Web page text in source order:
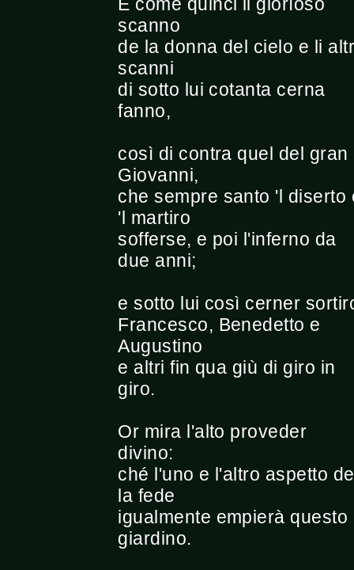
scanno
de la donna del cielo e li
scanni
di sotto lui cotanta cerna
fanno,
così di contra quel del gran
Giovanni,
che sempre santo 'l diserto
'l martiro
sofferse, e poi l'inferno da
due anni;
e sotto lui così cerner
Francesco, Benedetto e
Augustino
e altri fin qua giù di giro in
giro.
Or mira l'alto proveder
divino:
ché l'uno e l'altro aspetto de
la fede
igualmente empierà questo
giardino.